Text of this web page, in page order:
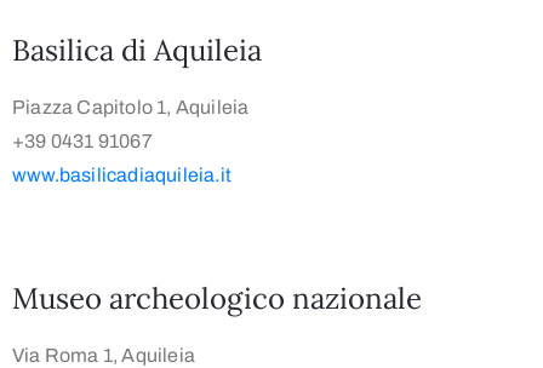
Basilica di Aquileia
Piazza Capitolo 1, Aquileia
+39 0431 91067
www.basilicadiaquileia.it
Museo archeologico nazionale
Via Roma 1, Aquileia